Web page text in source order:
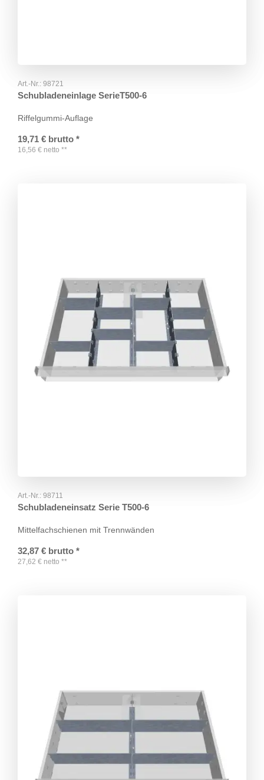
Art.-Nr.: 98721
Schubladeneinlage SerieT500-6
Riffelgummi-Auflage
19,71 € brutto *
16,56 € netto **
Art.-Nr.: 98711
Schubladeneinsatz Serie T500-6
Mittelfachschienen mit Trennwänden
32,87 € brutto *
27,62 € netto **